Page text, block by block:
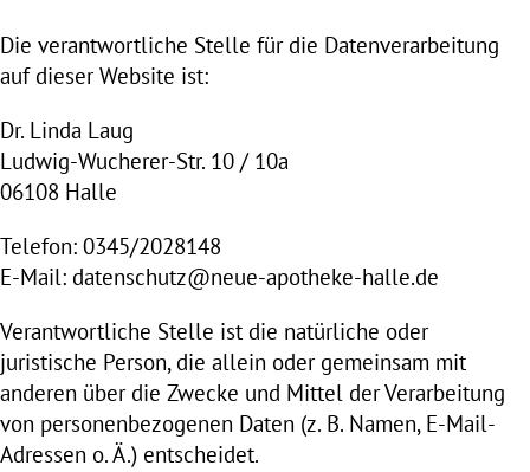
Die verantwortliche Stelle für die Datenverarbeitung
auf dieser Website ist:
Dr. Linda Laug
Ludwig-Wucherer-Str. 10 / 10a
06108 Halle
Telefon: 0345/2028148
E-Mail: datenschutz@neue-apotheke-halle.de
Verantwortliche Stelle ist die natürliche oder
juristische Person, die allein oder gemeinsam mit
anderen über die Zwecke und Mittel der Verarbeitung
von personenbezogenen Daten (z. B. Namen, E-Mail-
Adressen o. Ä.) entscheidet.